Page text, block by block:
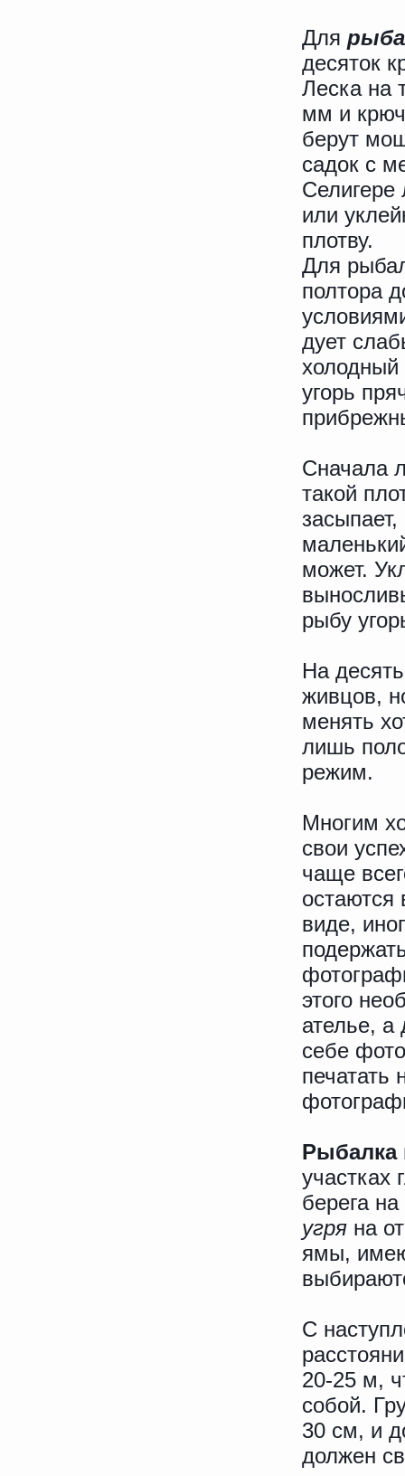
Для
десяток
Леска на
мм и
берут
садок с
Селигере
или
плотву.
Для
полтора
дует
холодный
угорь
Сначала
такой
может.
рыбу
На
живцов,
менять
лишь
режим.
Многим
свои
чаще
остаются
виде,
этого
ателье, а
себе
печатать
Рыбалка
участках
берега
угря на
ямы,
С
20-25 м,
собой.
30 см, и
должен